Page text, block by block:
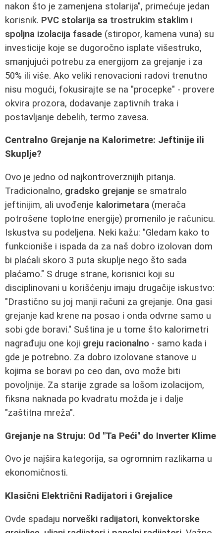
nakon što je zamenjena stolarija", primećuje jedan
korisnik. PVC stolarija sa trostrukim staklim i
spoljna izolacija fasade (stiropor, kamena vuna) su
investicije koje se dugoročno isplate višestruko,
smanjujući potrebu za energijom za grejanje i za
50% ili više. Ako veliki renovacioni radovi trenutno
nisu mogući, fokusirajte se na "procepke" - provere
okvira prozora, dodavanje zaptivnih traka i
postavljanje debelih, termo zavesa.
Centralno Grejanje na Kalorimetre: Jeftinije ili
Skuplje?
Ovo je jedno od najkontroverznijih pitanja.
Tradicionalno, gradsko grejanje se smatralo
jeftinijim, ali uvođenje kalorimetara (merača
potrošene toplotne energije) promenilo je računicu.
Iskustva su podeljena. Neki kažu: "Gledam kako to
funkcioniše i ispada da za naš dobro izolovan dom
bi plaćali skoro 3 puta skuplje nego što sada
plaćamo." S druge strane, korisnici koji su
disciplinovani u korišćenju imaju drugačije iskustvo:
"Drastično su joj manji računi za grejanje. Ona gasi
grejanje kad krene na posao i onda odvrne samo u
sobi gde boravi." Suština je u tome što kalorimetri
nagrađuju one koji greju racionalno - samo kada i
gde je potrebno. Za dobro izolovane stanove u
kojima se boravi po ceo dan, ovo može biti
povoljnije. Za starije zgrade sa lošom izolacijom,
fiksna naknada po kvadratu možda je i dalje
"zaštitna mreža".
Grejanje na Struju: Od "Ta Peći" do Inverter Klime
Ovo je najšira kategorija, sa ogromnim razlikama u
ekonomičnosti.
Klasični Električni Radijatori i Grejalice
Ovde spadaju norveški radijatori, konvektorske